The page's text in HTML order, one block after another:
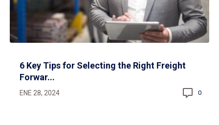
6 Key Tips for Selecting the Right Freight
Forwar...
ENE 28, 2024 0